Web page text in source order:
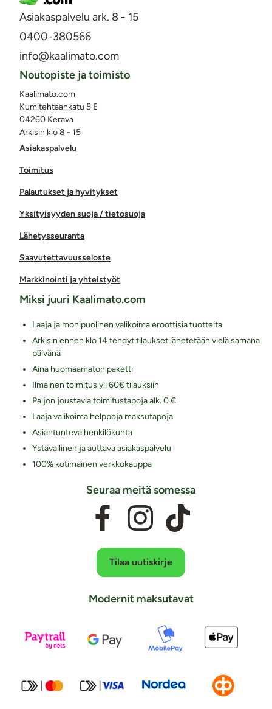
Asiakaspalvelu ark. 8 - 15
0400-380566
info@kaalimato.com
Asiakaspalvelu
Toimitus
Palautukset ja hyvitykset
Yksityisyyden suoja / tietosuoja
Lähetysseuranta
Saavutettavuusseloste
Markkinointi ja yhteistyöt
Noutopiste ja toimisto
Kaalimato.com
Kumitehtaankatu 5 E
04260 Kerava
Arkisin klo 8 - 15
Miksi juuri Kaalimato.com
Laaja ja monipuolinen valikoima eroottisia tuotteita
Arkisin ennen klo 14 tehdyt tilaukset lähetetään vielä samana
päivänä
Aina huomaamaton paketti
Ilmainen toimitus yli 60€ tilauksiin
Paljon joustavia toimitustapoja alk. 0 €
Laaja valikoima helppoja maksutapoja
Asiantunteva henkilökunta
Ystävällinen ja auttava asiakaspalvelu
100% kotimainen verkkokauppa
Seuraa meitä somessa
Tilaa uutiskirje
Modernit maksutavat